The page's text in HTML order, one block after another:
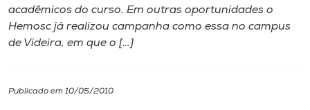
Internacionalização
acadêmicos do curso. Em outras oportunidades o
Hemosc já realizou campanha como essa no campus
de Videira, em que o […]
Publicado em 10/05/2010